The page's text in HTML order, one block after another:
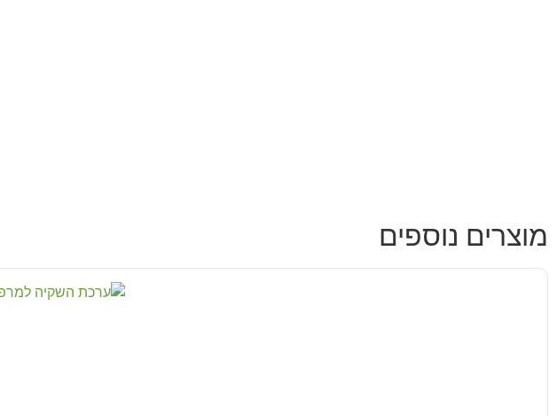
מוצרים נוספים